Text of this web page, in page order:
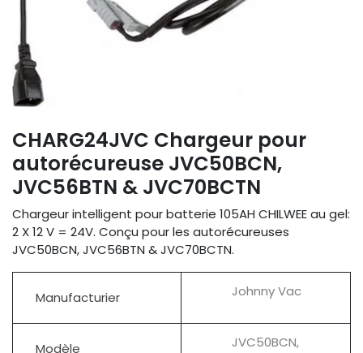
CHARG24JVC Chargeur pour
autorécureuse JVC50BCN,
JVC56BTN & JVC70BCTN
Chargeur intelligent pour batterie 105AH CHILWEE au gel:
2 X 12 V = 24V. Conçu pour les autorécureuses
JVC50BCN, JVC56BTN & JVC70BCTN.
Manufacturier Johnny Vac
Modèle
JVC50BCN,